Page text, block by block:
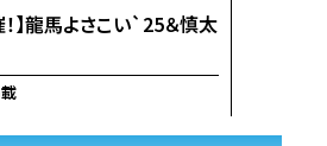
！】龍馬よさこい`25＆慎太